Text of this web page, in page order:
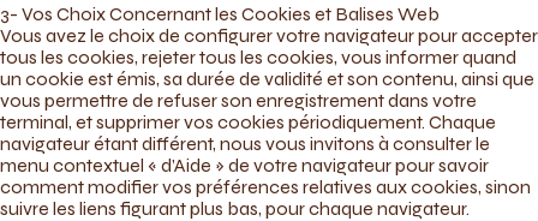
3- Vos Choix Concernant les Cookies et Balises Web
Vous avez le choix de configurer votre navigateur pour accepter
tous les cookies, rejeter tous les cookies, vous informer quand
un cookie est émis, sa durée de validité et son contenu, ainsi que
vous permettre de refuser son enregistrement dans votre
terminal, et supprimer vos cookies périodiquement. Chaque
navigateur étant différent, nous vous invitons à consulter le
menu contextuel « d’Aide » de votre navigateur pour savoir
comment modifier vos préférences relatives aux cookies, sinon
suivre les liens figurant plus bas, pour chaque navigateur.